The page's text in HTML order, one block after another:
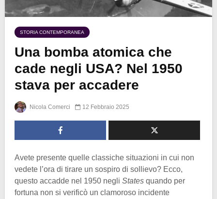
STORIA CONTEMPORANEA
Una bomba atomica che
cade negli USA? Nel 1950
stava per accadere
Nicola Comerci 12 Febbraio 2025
Avete presente quelle classiche situazioni in cui non
vedete l’ora di tirare un sospiro di sollievo? Ecco,
questo accadde nel 1950 negli States quando per
fortuna non si verificò un clamoroso incidente